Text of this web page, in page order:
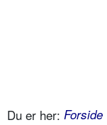
Du er her: Forside